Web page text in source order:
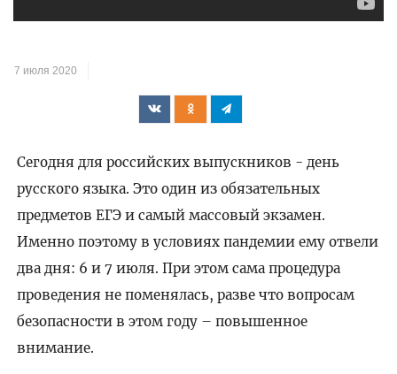
7 июля 2020
Сегодня для российских выпускников - день
русского языка. Это один из обязательных
предметов ЕГЭ и самый массовый экзамен.
Именно поэтому в условиях пандемии ему отвели
два дня: 6 и 7 июля. При этом сама процедура
проведения не поменялась, разве что вопросам
безопасности в этом году – повышенное
внимание.